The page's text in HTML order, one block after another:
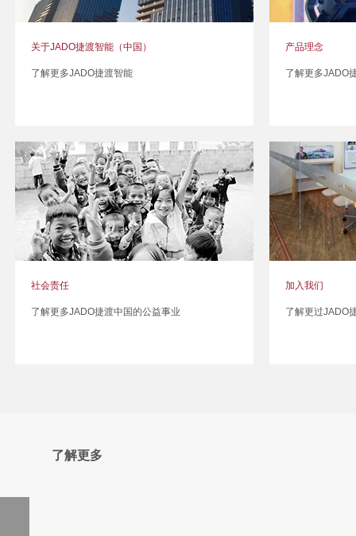
关于JADO捷渡智能（中国）
了解更多JADO捷渡智能
产品理念
了解更多JADO
社会责任
了解更多JADO捷渡中国的公益事业
加入我们
了解更过JADO
了解更多